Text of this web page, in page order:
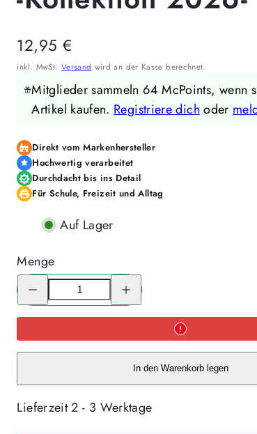
Regulärer
Preis
12,95 €
inkl. MwSt. Versand wird an der Kasse berechnet.
Mitglieder sammeln 64 McPoints, wenn
Artikel kaufen. Registriere dich oder
Direkt vom Markenhersteller
Hochwertig verarbeitet
Durchdacht bis ins Detail
Für Schule, Freizeit und Alltag
Auf Lager
Menge
Menge
für
McNeill
SPIDER
MAN
2026-
für
McNeill
SPIDER
MAN
Kollektion
2026-
In den Warenkorb legen
Lieferzeit 2 - 3 Werktage